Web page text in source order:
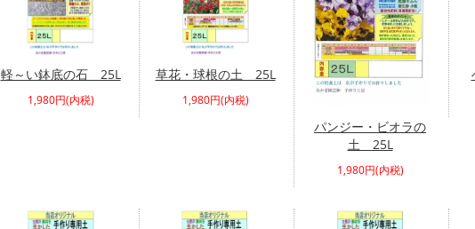
軽～い鉢底の石 25L
1,980円(内税)
草花・球根の土 25L
1,980円(内税)
パンジー・ビオラの
土 25L
1,980円(内税)